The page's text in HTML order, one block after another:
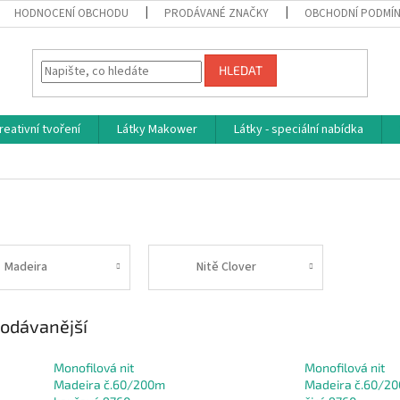
HODNOCENÍ OBCHODU PRODÁVANÉ ZNAČKY OBCHODNÍ
HLEDAT
tvoření Látky Makower Látky - speciální nabídka
Madeira Nitě Clover
Monofilová nit
Madeira č.60/200m
Monofilová nit
Madeira č.60/